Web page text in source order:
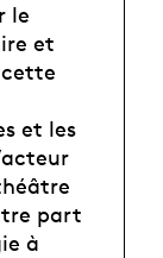
le
et
et les
part
à